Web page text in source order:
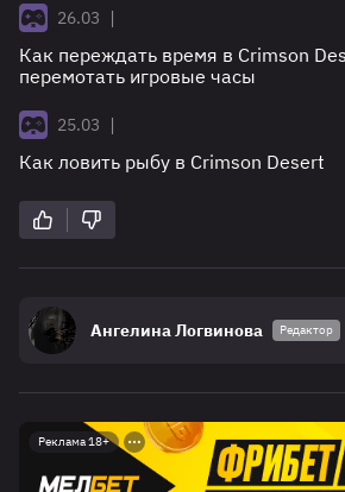
26.03
|
Как переждать время в Crimson
перемотать игровые часы
25.03
|
Как ловить рыбу в Crimson Desert
Ангелина Логвинова Редактор
Реклама 18+